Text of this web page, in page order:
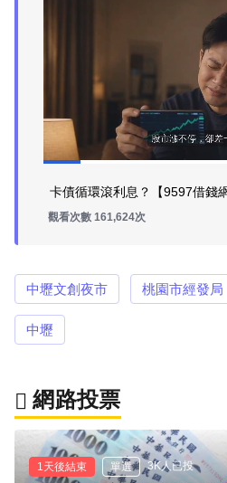
卡債循環滾利息？【9597借錢
觀看次數 161,624次
中壢文創夜市 桃園市經發局
中壢
網路投票
1天後結束 單選 3K人已投